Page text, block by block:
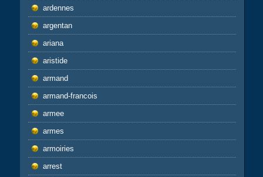
ardennes
argentan
ariana
aristide
armand
armand-francois
armee
armes
armoiries
arrest